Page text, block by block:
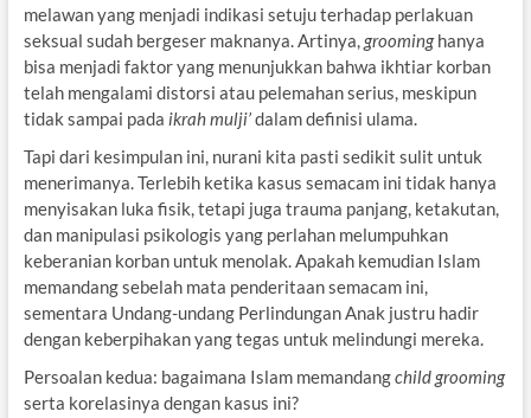
melawan yang menjadi indikasi setuju terhadap perlakuan
seksual sudah bergeser maknanya. Artinya,groominghanya
bisa menjadi faktor yang menunjukkan bahwa ikhtiar korban
telah mengalami distorsi atau pelemahan serius, meskipun
tidak sampai pada ikrah mulji’dalam definisi ulama.
Tapi dari kesimpulan ini, nurani kita pasti sedikit sulit untuk
menerimanya. Terlebih ketika kasus semacam ini tidak hanya
menyisakan luka fisik, tetapi juga trauma panjang, ketakutan,
dan manipulasi psikologis yang perlahan melumpuhkan
keberanian korban untuk menolak. Apakah kemudian Islam
memandang sebelah mata penderitaan semacam ini,
sementara Undang-undang Perlindungan Anak justru hadir
dengan keberpihakan yang tegas untuk melindungi mereka.
Persoalan kedua: bagaimana Islam memandangchild grooming
serta korelasinya dengan kasus ini?